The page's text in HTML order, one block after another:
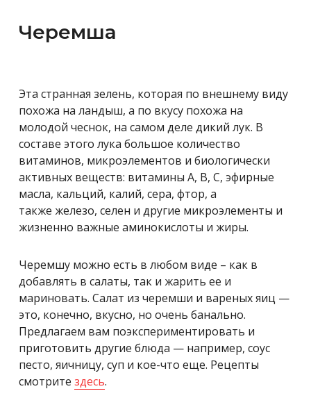
Черемша
Эта странная зелень, которая по внешнему виду
похожа на ландыш, а по вкусу похожа на
молодой чеснок, на самом деле дикий лук. В
составе этого лука большое количество
витаминов, микроэлементов и биологически
активных веществ: витамины А, В, С, эфирные
масла, кальций, калий, сера, фтор, а
также железо, селен и другие микроэлементы и
жизненно важные аминокислоты и жиры.
Черемшу можно есть в любом виде – как в
добавлять в салаты, так и жарить ее и
мариновать. Салат из черемши и вареных яиц —
это, конечно, вкусно, но очень банально.
Предлагаем вам поэкспериментировать и
приготовить другие блюда — например, соус
песто, яичницу, суп и кое-что еще. Рецепты
смотрите здесь.